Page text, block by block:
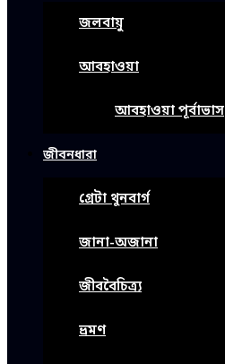
জলবায়ু
আবহাওয়া
আবহাওয়া পূর্বাভাস
জীবনধারা
গ্রেটা থুনবার্গ
জানা-অজানা
জীববৈচিত্র্য
ভ্রমণ